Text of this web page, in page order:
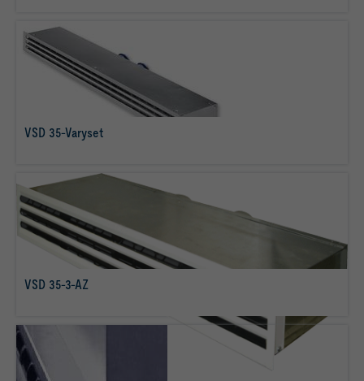
VSD 35-Varyset
Más info
VSD 35-3-AZ